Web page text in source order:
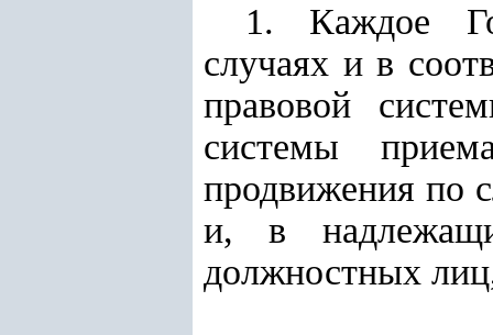
1. Каждое
случаях и в
правовой
системы
продвижения по
и, в
должностных